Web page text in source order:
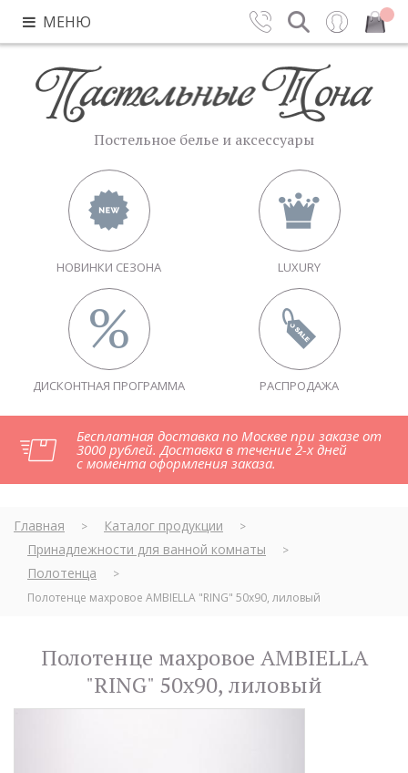
МЕНЮ Вход Закрыть
Постельное белье и аксессуары
НОВИНКИ СЕЗОНА LUXURY
ДИСКОНТНАЯ ПРОГРАММА РАСПРОДАЖА
Бесплатная доставка по Москве при заказе от
3000 рублей. Доставка в течение 2-х дней
с момента оформления заказа.
Главная > Каталог продукции >
Принадлежности для ванной комнаты >
Полотенца
>
Полотенце махровое AMBIELLA "RING" 50x90, лиловый
Полотенце махровое AMBIELLA
"RING" 50x90, лиловый